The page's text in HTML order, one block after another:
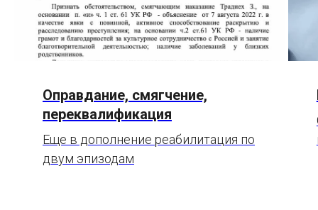
Оправдание, смягчение,
переквалификация
Еще в дополнение реабилитация по
двум эпизодам